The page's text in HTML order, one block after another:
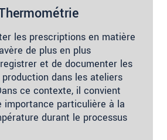
les prescriptions en matière
de plus en plus
et de documenter les
dans les ateliers
ce contexte, il convient
importance particulière à la
durant le processus